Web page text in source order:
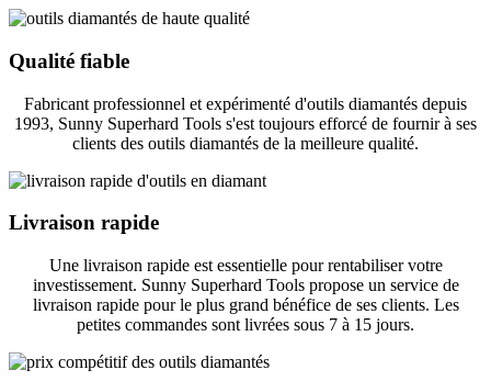
Qualité fiable
Fabricant professionnel et expérimenté d'outils diamantés depuis
1993, Sunny Superhard Tools s'est toujours efforcé de fournir à ses
clients des outils diamantés de la meilleure qualité.
Livraison rapide
Une livraison rapide est essentielle pour rentabiliser votre
investissement. Sunny Superhard Tools propose un service de
livraison rapide pour le plus grand bénéfice de ses clients. Les
petites commandes sont livrées sous 7 à 15 jours.